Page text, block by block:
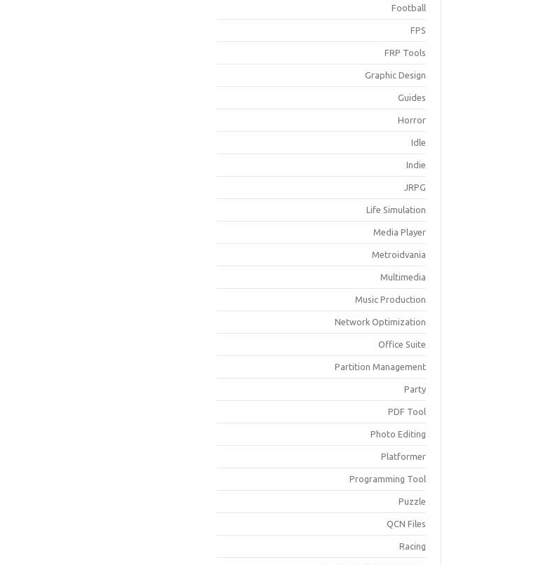
Football
FPS
FRP Tools
Graphic Design
Guides
Horror
Idle
Indie
JRPG
Life Simulation
Media Player
Metroidvania
Multimedia
Music Production
Network Optimization
Office Suite
Partition Management
Party
PDF Tool
Photo Editing
Platformer
Programming Tool
Puzzle
QCN Files
Racing